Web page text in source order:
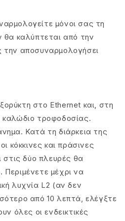
μόνοι σας τη
θα καλύπτεται από την
αποσυναρμολογήσει
στο Ethernet και, στη
τροφοδοσίας.
Κατά τη διάρκεια της
κόκκινες και πράσινες
στις δύο πλευρές θα
μέχρι να
λυχνία L2 (αν δεν
από 10 λεπτά, ελέγξτε
όλες οι ενδεικτικές